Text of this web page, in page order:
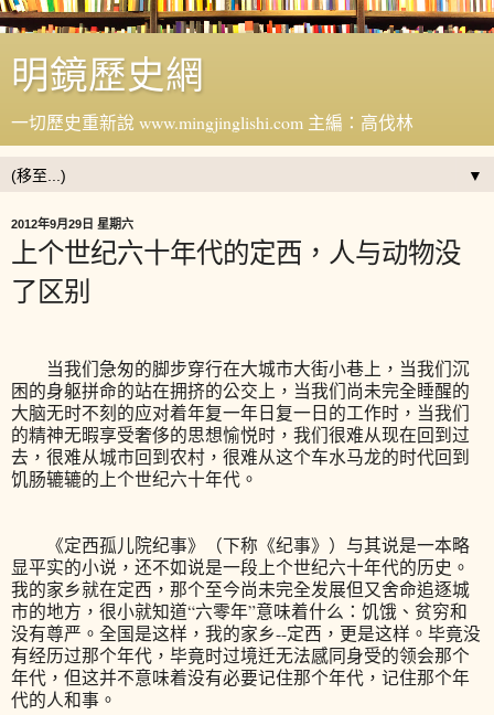
明鏡歷史網
一切歷史重新說 www.mingjinglishi.com 主編：高伐林
▼
2012年9月29日 星期六
上个世纪六十年代的定西，人与动物没
了区别
当我们急匆的脚步穿行在大城市大街小巷上，当我们沉
困的身躯拼命的站在拥挤的公交上，当我们尚未完全睡醒的
大脑无时不刻的应对着年复一年日复一日的工作时，当我们
的精神无暇享受奢侈的思想愉悦时，我们很难从现在回到过
去，很难从城市回到农村，很难从这个车水马龙的时代回到
饥肠辘辘的上个世纪六十年代。
《定西孤儿院纪事》（下称《纪事》）与其说是一本略
显平实的小说，还不如说是一段上个世纪六十年代的历史。
我的家乡就在定西，那个至今尚未完全发展但又舍命追逐城
市的地方，很小就知道“六零年”意味着什么：饥饿、贫穷和
没有尊严。全国是这样，我的家乡--定西，更是这样。毕竟没
有经历过那个年代，毕竟时过境迁无法感同身受的领会那个
年代，但这并不意味着没有必要记住那个年代，记住那个年
代的人和事。